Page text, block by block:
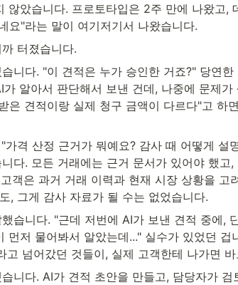
않았습니다. 프로토타입은 2주 만에 나왔고,
요"라는 말이 여기저기서 나왔습니다.
터졌습니다.
니다. "이 견적은 누가 승인한 거죠?" 당연한
알아서 판단해서 보낸 건데, 나중에 문제가
은 견적이랑 실제 청구 금액이 다르다"고 하
격 산정 근거가 뭐예요? 감사 때 어떻게 설
다. 모든 거래에는 근거 문서가 있어야 했고
객은 과거 거래 이력과 현재 시장 상황을 고
, 그게 감사 자료가 될 수는 없었습니다.
습니다. "근데 저번에 AI가 보낸 견적 중에,
먼저 물어봐서 알았는데..." 실수가 있었던 겁
고 넘어갔던 것들이, 실제 고객한테 나가면
니다. AI가 견적 초안을 만들고, 담당자가 검